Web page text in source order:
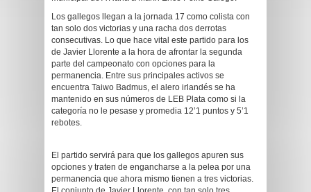
Los gallegos llegan a la jornada 17 como colista con
tan solo dos victorias y una racha dos derrotas
consecutivas. Lo que hace vital este partido para los
de Javier Llorente a la hora de afrontar la segunda
parte del campeonato con opciones para la
permanencia. Entre sus principales activos se
encuentra Taiwo Badmus, el alero irlandés se ha
mantenido en sus números de LEB Plata como si la
categoría no le pesase y promedia 12’1 puntos y 5’1
rebotes.
El partido servirá para que los gallegos apuren sus
opciones y traten de engancharse a la pelea por una
permanencia que ahora mismo tienen a tres victorias.